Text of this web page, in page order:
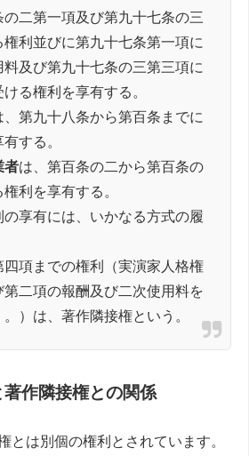
二第一項及び第九十七条の三
利並びに第九十七条第一項に
及び第九十七条の三第三項に
る権利を享有する。
、第九十八条から第百条までに
する。
者は、第百条の二から第百条の
利を享有する。
享有には、いかなる方式の履
項までの権利（実演家人格権
二項の報酬及び二次使用料を
）は、著作隣接権という。
作隣接権との関係
とは別個の権利とされています。